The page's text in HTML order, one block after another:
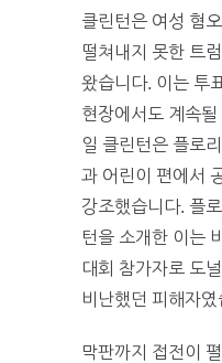
클린턴은 여성 혐
떨쳐내지 못한 트
왔습니다. 이는 투
현장에서도 계속
일 클린턴은 플로
과 어린이 편에서
강조했습니다. 플
턴을 소개한 이는
대회 참가자로 도
비난했던 피해자였
막판까지 접전이